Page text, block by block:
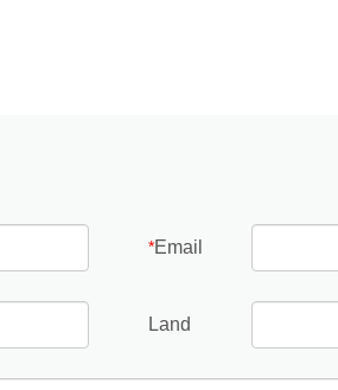
*Email
Land